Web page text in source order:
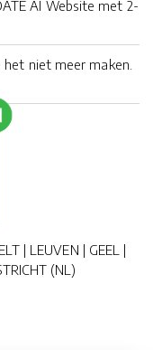
AI Website met 2-
niet meer maken.
| LEUVEN | GEEL |
(NL)